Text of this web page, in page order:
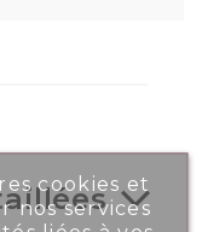
cookies et
nos services